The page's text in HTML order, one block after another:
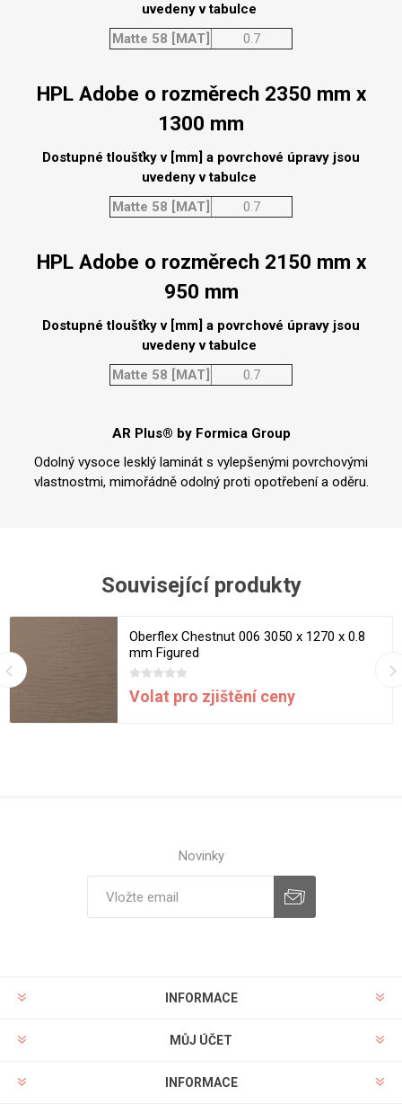
uvedeny v tabulce
Matte 58 [MAT]
0.7
HPL Adobe o rozměrech 2350 mm x
1300 mm
Dostupné tloušťky v [mm] a povrchové úpravy jsou
uvedeny v tabulce
Matte 58 [MAT]
0.7
HPL Adobe o rozměrech 2150 mm x
950 mm
Dostupné tloušťky v [mm] a povrchové úpravy jsou
uvedeny v tabulce
Matte 58 [MAT]
0.7
AR Plus® by Formica Group
Odolný vysoce lesklý laminát s vylepšenými povrchovými
vlastnostmi, mimořádně odolný proti opotřebení a oděru.
Související produkty
Oberflex Chestnut 006 3050 x 1270 x 0.8
mm Figured
Volat pro zjištění ceny
Novinky
INFORMACE
MŮJ ÚČET
INFORMACE